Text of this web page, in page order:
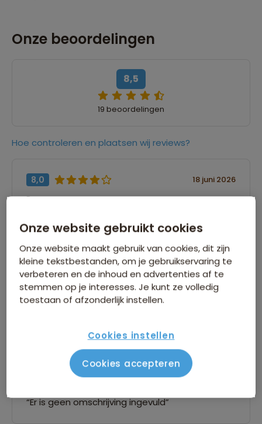
Onze beoordelingen
8,5
19 beoordelingen
Hoe controleren en plaatsen wij reviews?
8,0 18 juni 2026
Rens
“Er is geen omschrijving ingevuld”
8,0 17 juni 2026
Caya
“Er is geen omschrijving ingevuld”
Onze website gebruikt cookies
Onze website maakt gebruik van cookies, dit zijn
kleine tekstbestanden, om je gebruikservaring te
verbeteren en de inhoud en advertenties af te
stemmen op je interesses. Je kunt ze volledig
toestaan of afzonderlijk instellen.
Cookies instellen
Cookies accepteren